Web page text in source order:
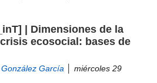
| Dimensiones de la
ecosocial: bases de
García │ miércoles 29